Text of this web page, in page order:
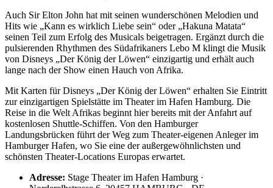
Auch Sir Elton John hat mit seinen wunderschönen Melodien und
Hits wie „Kann es wirklich Liebe sein“ oder „Hakuna Matata“
seinen Teil zum Erfolg des Musicals beigetragen. Ergänzt durch die
pulsierenden Rhythmen des Südafrikaners Lebo M klingt die Musik
von Disneys „Der König der Löwen“ einzigartig und erhält auch
lange nach der Show einen Hauch von Afrika.
Mit Karten für Disneys „Der König der Löwen“ erhalten Sie Eintritt
zur einzigartigen Spielstätte im Theater im Hafen Hamburg. Die
Reise in die Welt Afrikas beginnt hier bereits mit der Anfahrt auf
kostenlosen Shuttle-Schiffen. Von den Hamburger
Landungsbrücken führt der Weg zum Theater-eigenen Anleger im
Hamburger Hafen, wo Sie eine der außergewöhnlichsten und
schönsten Theater-Locations Europas erwartet.
Adresse: Stage Theater im Hafen Hamburg ·